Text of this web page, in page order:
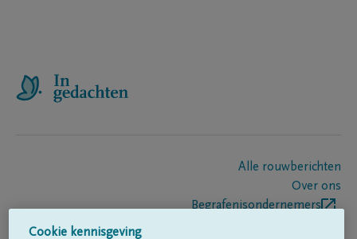
Alle rouwberichten
Over ons
Begrafenisondernemers
Cookie kennisgeving